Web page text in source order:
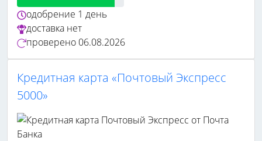
одобрение 1 день
доставка нет
проверено 06.08.2026
Кредитная карта «Почтовый Экспресс
5000»